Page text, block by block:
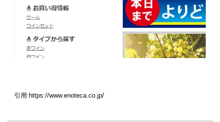
引用:https://www.enoteca.co.jp/